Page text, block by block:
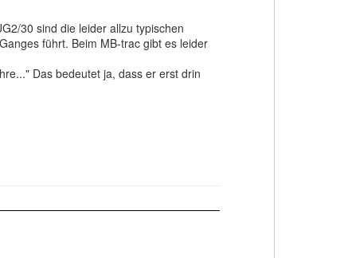
30 sind die leider allzu typischen
führt. Beim MB-trac gibt es leider
Das bedeutet ja, dass er erst drin